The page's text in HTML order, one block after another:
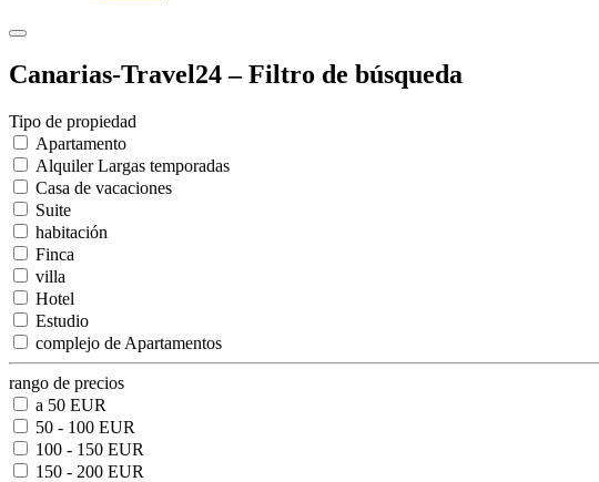
Canarias-Travel24 – Filtro de búsqueda
Tipo de propiedad
Apartamento
Alquiler Largas temporadas
Casa de vacaciones
Suite
habitación
Finca
villa
Hotel
Estudio
complejo de Apartamentos
rango de precios
a 50 EUR
50 - 100 EUR
100 - 150 EUR
150 - 200 EUR